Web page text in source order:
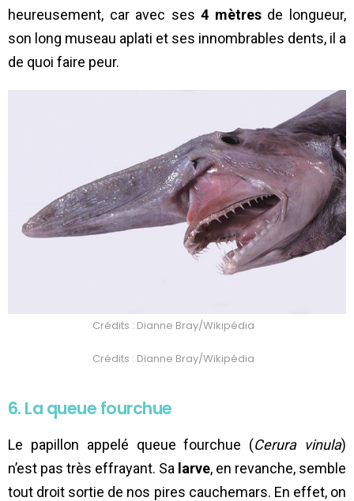
heureusement, car avec ses4 mètresde longueur,
son long museau aplati et ses innombrables dents, il a
de quoi faire peur.
Crédits : Dianne Bray/Wikipédia
Crédits : Dianne Bray/Wikipédia
6. La queue fourchue
Le papillon appelé queue fourchue (Cerura vinula)
n’est pas très effrayant. Sa larve, en revanche, semble
tout droit sortie de nos pires cauchemars. En effet, on